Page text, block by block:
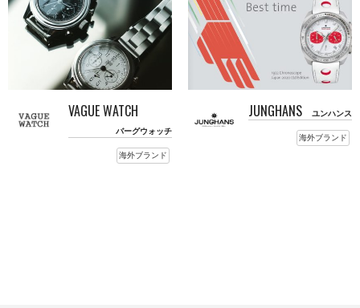
VAGUE WATCH
バーグウォッチ
海外ブランド
JUNGHANS ユンハンス
海外ブランド